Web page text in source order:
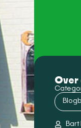
Over
Bart